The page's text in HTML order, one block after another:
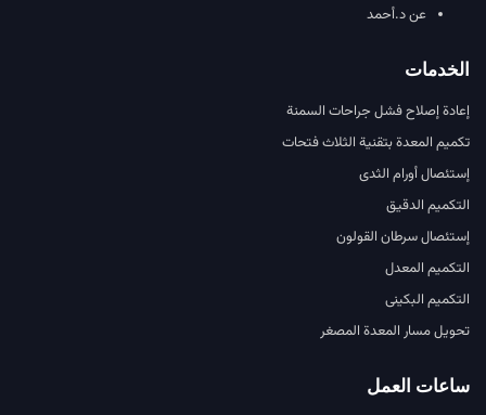
عن د.أحمد
الخدمات
إعادة إصلاح فشل جراحات السمنة
تكميم المعدة بتقنية الثلاث فتحات
إستئصال أورام الثدى
التكميم الدقيق
إستئصال سرطان القولون
التكميم المعدل
التكميم البكينى
تحويل مسار المعدة المصغر
ساعات العمل